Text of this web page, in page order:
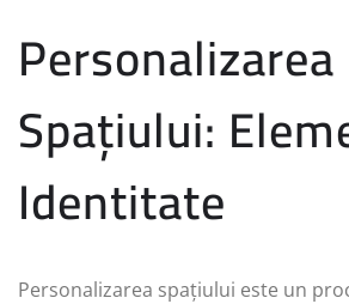
Personalizarea
Spațiului:
Identitate
Personalizarea spațiului este un